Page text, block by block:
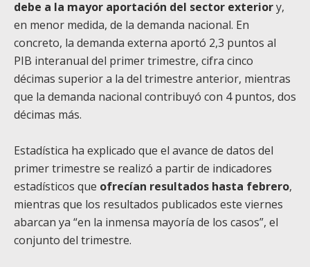
debe a la mayor aportación del sector exteriory,
en menor medida, de la demanda nacional. En
concreto, la demanda externa aportó 2,3 puntos al
PIB interanual del primer trimestre, cifra cinco
décimas superior a la del trimestre anterior, mientras
que la demanda nacional contribuyó con 4 puntos, dos
décimas más.
Estadística ha explicado que el avance de datos del
primer trimestre se realizó a partir de indicadores
estadísticos que ofrecían resultados hasta febrero,
mientras que los resultados publicados este viernes
abarcan ya “en la inmensa mayoría de los casos”, el
conjunto del trimestre.